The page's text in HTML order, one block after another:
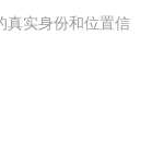
真实身份和位置信